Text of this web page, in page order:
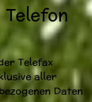
Telefax
aller
Daten